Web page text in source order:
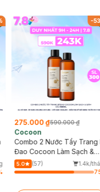
-53
275.000 ₫590.000 ₫
Cocoon
Combo 2 Nước Tẩy Trang
Đao Cocoon Làm Sạch &
Giảm Dầu 500ml
5.0 (57)
1.4k/